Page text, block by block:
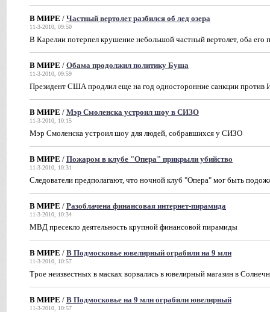
В МИРЕ / Частный вертолет разбился об лед озера
11-3-2010, 09:50
В Карелии потерпел крушение небольшой частный вертолет, оба его
В МИРЕ / Обама продолжил политику Буша
11-3-2010, 09:59
Президент США продлил еще на год односторонние санкции против
В МИРЕ / Мэр Смоленска устроил шоу в СИЗО
11-3-2010, 10:15
Мэр Смоленска устроил шоу для людей, собравшихся у СИЗО
В МИРЕ / Пожаром в клубе "Опера" прикрыли убийство
11-3-2010, 10:31
Следователи предполагают, что ночной клуб "Опера" мог быть
В МИРЕ / Разоблачена финансовая интернет-пирамида
11-3-2010, 10:34
МВД пресекло деятельность крупной финансовой пирамиды
В МИРЕ / В Подмосковье ювелирный ограбили на 9 млн
11-3-2010, 10:57
Трое неизвестных в масках ворвались в ювелирный магазин в
В МИРЕ / В Подмосковье на 9 млн ограбили ювелирный
11-3-2010, 10:57